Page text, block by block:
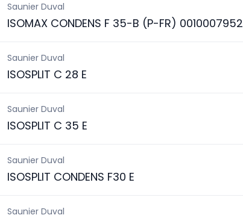
Saunier Duval
ISOMAX CONDENS F 35-B (P-FR) 0010007952
Saunier Duval
ISOSPLIT C 28 E
Saunier Duval
ISOSPLIT C 35 E
Saunier Duval
ISOSPLIT CONDENS F30 E
Saunier Duval